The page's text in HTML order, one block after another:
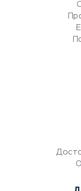
Сервисы по
Сетевой
УСЛУГИ ДЛЯ
Юридические